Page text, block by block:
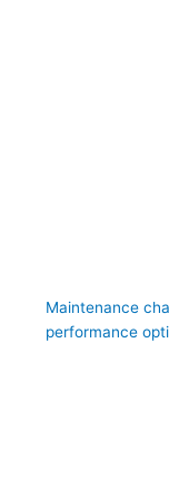
Maintenance
performance